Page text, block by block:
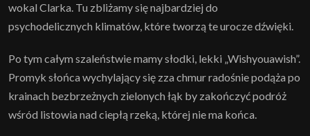
wokal Clarka. Tu zbliżamy się najbardziej do
psychodelicznych klimatów, które tworzą te urocze dźwięki.
Po tym całym szaleństwie mamy słodki, lekki „Wishyouawish”.
Promyk słońca wychylający się zza chmur radośnie podąża po
krainach bezbrzeżnych zielonych łąk by zakończyć podróż
wśród listowia nad ciepłą rzeką, której nie ma końca.